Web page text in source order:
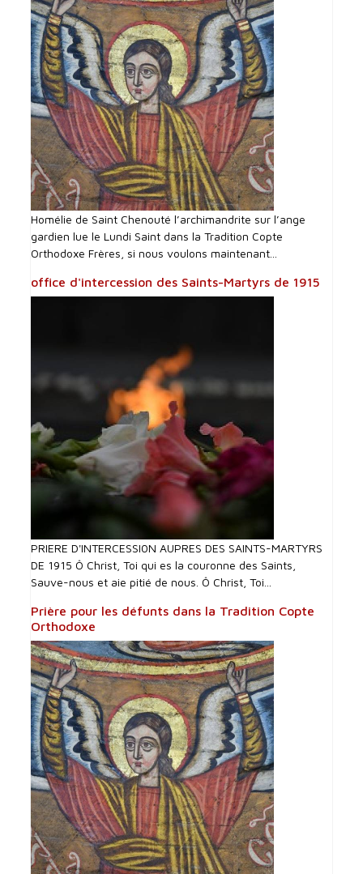
Homélie de Saint Chenouté l’archimandrite sur l’ange
gardien lue le Lundi Saint dans la Tradition Copte
Orthodoxe Frères, si nous voulons maintenant...
office d'intercession des Saints-Martyrs de 1915
PRIERE D'INTERCESSI0N AUPRES DES SAINTS-MARTYRS
DE 1915 Ô Christ, Toi qui es la couronne des Saints,
Sauve-nous et aie pitié de nous. Ô Christ, Toi...
Prière pour les défunts dans la Tradition Copte
Orthodoxe